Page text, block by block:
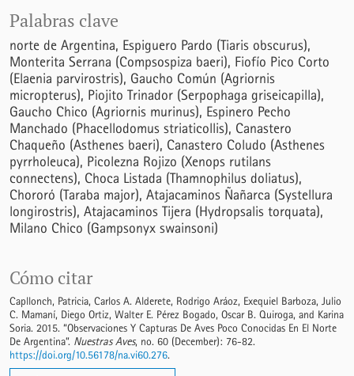
Palabras clave
norte de Argentina Espiguero Pardo (Tiaris obscurus)
Monterita Serrana (Compsospiza baeri) Fiofío Pico Corto
(Elaenia parvirostris) Gaucho Común (Agriornis
micropterus) Piojito Trinador (Serpophaga griseicapilla)
Gaucho Chico (Agriornis murinus) Espinero Pecho
Manchado (Phacellodomus striaticollis) Canastero
Chaqueño (Asthenes baeri) Canastero Coludo (Asthenes
pyrrholeuca) Picolezna Rojizo (Xenops rutilans
connectens) Choca Listada (Thamnophilus doliatus)
Chororó (Taraba major) Atajacaminos Ñañarca (Systellura
longirostris) Atajacaminos Tijera (Hydropsalis torquata)
Milano Chico (Gampsonyx swainsoni)
Cómo citar
Capllonch, Patricia, Carlos A. Alderete, Rodrigo Aráoz, Exequiel Barboza, Julio
C. Mamaní, Diego Ortiz, Walter E. Pérez Bogado, Oscar B. Quiroga, and Karina
Soria. 2015. “Observaciones Y Capturas De Aves Poco Conocidas En El Norte
De Argentina”. Nuestras Aves, no. 60 (December): 76-82.
https://doi.org/10.56178/na.vi60.276.